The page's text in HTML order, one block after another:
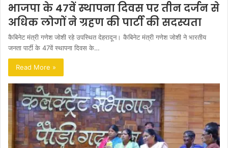
भाजपा के 47वें स्थापना दिवस पर तीन दर्जन से
अधिक लोगों ने ग्रहण की पार्टी की सदस्यता
कैबिनेट मंत्री गणेश जोशी रहे उपस्थित देहरादून। कैबिनेट मंत्री गणेश जोशी ने भारतीय
जनता पार्टी के 47वें स्थापना दिवस के…
Read More »